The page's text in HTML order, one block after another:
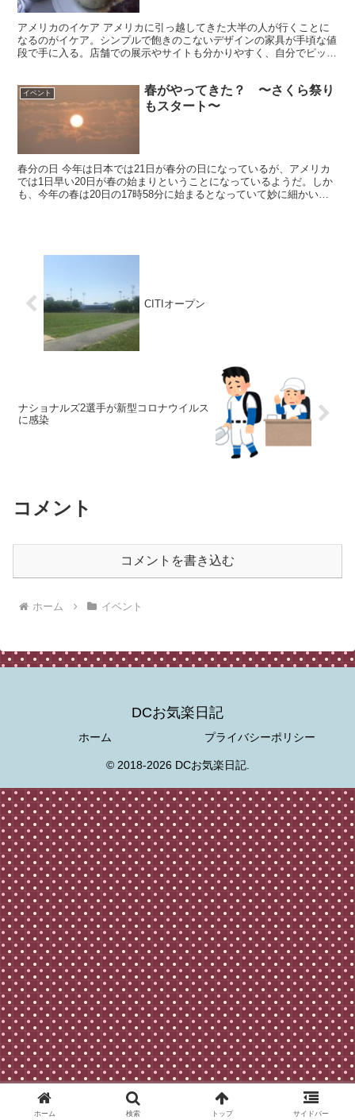
アメリカのイケア アメリカに引っ越してきた大半の人が行くことに
なるのがイケア。シンプルで飽きのこないデザインの家具が手頃な値
段で手に入る。店舗での展示やサイトも分かりやすく、自分でピック
イベント
春がやってきた？ 〜さくら祭り
もスタート〜
春分の日 今年は日本では21日が春分の日になっているが、アメリカ
では1日早い20日が春の始まりということになっているようだ。しか
も、今年の春は20日の17時58分に始まるとなっていて妙に細かい。
CITIオープン
ナショナルズ2選手が新型コロナウイルス
に感染
コメント
コメントを書き込む
ホーム イベント
DCお気楽日記
ホーム プライバシーポリシー
© 2018-2026 DCお気楽日記.
ホーム 検索 トップ サイドバー